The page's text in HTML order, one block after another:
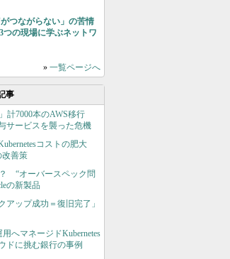
がつながらない」の苦情
の現場に学ぶネットワ
» 一覧ページへ
事
計7000本のAWS移行
サービスを襲った危機
コストの肥大
善策
“オーバースペック問
の新製品
アップ成功＝復旧完了」
へマネージドKubernetes
に挑む銀行の事例